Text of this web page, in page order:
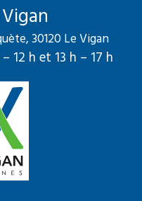
30120 Le Vigan
12 h et 13 h – 17 h